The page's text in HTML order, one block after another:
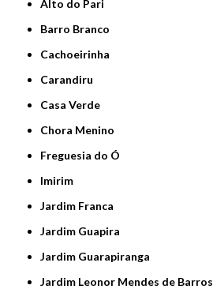
Alto do Pari
Barro Branco
Cachoeirinha
Carandiru
Casa Verde
Chora Menino
Freguesia do Ó
Imirim
Jardim Franca
Jardim Guapira
Jardim Guarapiranga
Jardim Leonor Mendes de Barros